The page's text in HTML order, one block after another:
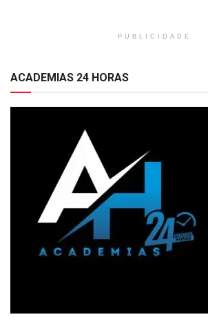
PUBLICIDADE
ACADEMIAS 24 HORAS